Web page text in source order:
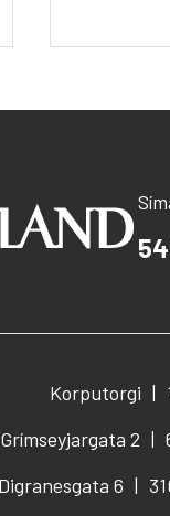
Korputorgi
Grímseyjargata 2
Digranesgata 6